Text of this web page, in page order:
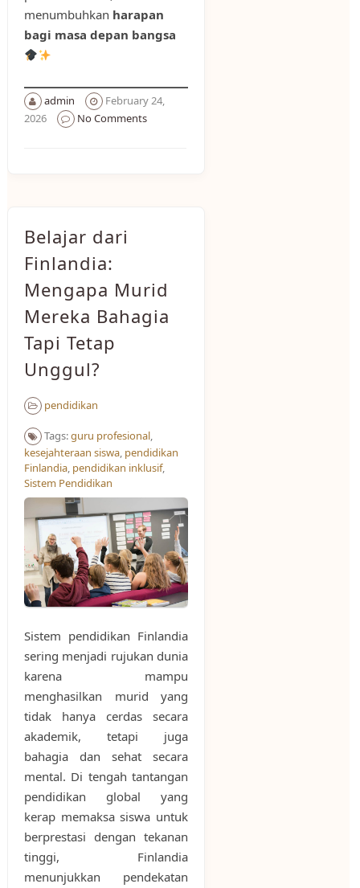
menumbuhkan harapan
bagi masa depan bangsa
admin
February 24,
2026
No Comments
Belajar dari
Finlandia:
Mengapa Murid
Mereka Bahagia
Tapi Tetap
Unggul?
pendidikan
Tags:guru profesional,
kesejahteraan siswa, pendidikan
Finlandia, pendidikan inklusif,
Sistem Pendidikan
Sistem pendidikan Finlandia
sering menjadi rujukan dunia
karena mampu
menghasilkan murid yang
tidak hanya cerdas secara
akademik, tetapi juga
bahagia dan sehat secara
mental. Di tengah tantangan
pendidikan global yang
kerap memaksa siswa untuk
berprestasi dengan tekanan
tinggi, Finlandia
menunjukkan pendekatan